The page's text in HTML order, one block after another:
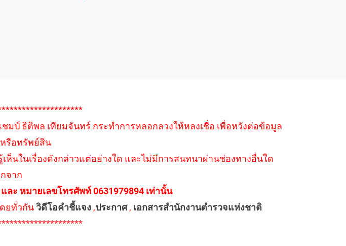
ป์ ธิติพล เทียมจันทร์ กระทำการหลอกลวงให้หลงเชื่อ เพื่อหวังต่อข้อมูล
รือทรัพย์สิน
ห็นในเรื่องดังกล่าวแต่อย่างใด และไม่มีการสนทนาผ่านช่องทางอื่นใด
จาก
ละ หมายเลขโทรศัพท์ 0631979894 เท่านั้น
ยทั่วกันวิดีโอคำชี้แจง,ประกาศ, เอกสารสำนักงานตำรวจแห่งชาติ